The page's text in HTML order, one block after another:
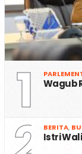
1 Wagub
BERITA,
Istri